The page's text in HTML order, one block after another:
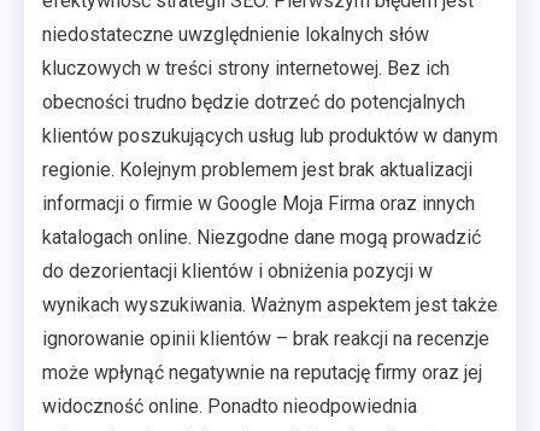
niedostateczne uwzględnienie lokalnych słów
kluczowych w treści strony internetowej. Bez ich
obecności trudno będzie dotrzeć do potencjalnych
klientów poszukujących usług lub produktów w danym
regionie. Kolejnym problemem jest brak aktualizacji
informacji o firmie w Google Moja Firma oraz innych
katalogach online. Niezgodne dane mogą prowadzić
do dezorientacji klientów i obniżenia pozycji w
wynikach wyszukiwania. Ważnym aspektem jest także
ignorowanie opinii klientów – brak reakcji na recenzje
może wpłynąć negatywnie na reputację firmy oraz jej
widoczność online. Ponadto nieodpowiednia